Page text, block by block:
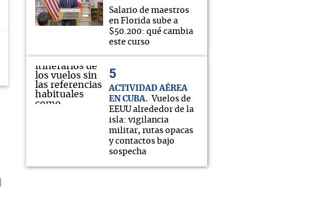
Salario de maestros
en Florida sube a
$50.200: qué cambia
este curso
ACTIVIDAD AÉREA
EN CUBA
Vuelos de
EEUU alrededor de la
isla: vigilancia
militar, rutas opacas
y contactos bajo
sospecha